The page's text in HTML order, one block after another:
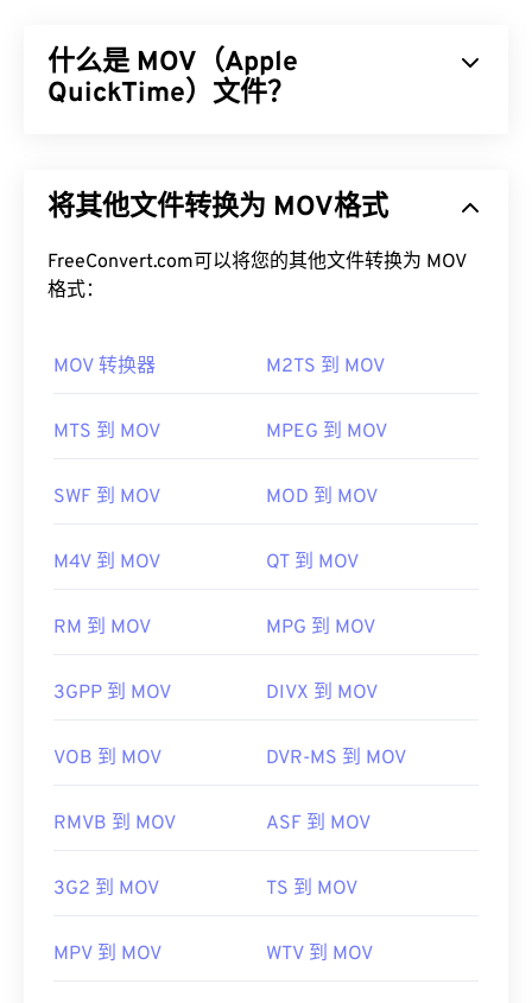
味着原始音频的质量和数据不会丢失，但这也意味着
AIFF 文件占用更多空间。AIFF 可以定位
默认情况下，AIFF 会在 Windows Media Player
iTunes中打开，具体取决于操作系统。其他可以打开
AIFF 的程序包括
请注意，如果您使用的是
设备或非苹果设备，则
需要转换 AIFF 文件（例如 MP3 文件）才能打开。
首次发行：1988年
https://en.wikipedia.org/wiki/
2619569
什么是 MOV（Apple
QuickTime）文件？
媒体文件保存到用户设备而闻名。其显著特点之一是
件进行高度精准的编辑。
默认情况下，MOV 文件使用QuickTime打开。如果
Windows Media Player
打开，但较新版本的播放器无
请使用VLC Media Player
，该播放器支持多种平
请注意，另外两种文件类型也使用 MOV 扩展名。它
戏相关。Apple 并未开发这些技术，因此它们无法在
开发者：
首次发行：2001年
https://en.wikipedia.org/wiki/QuickTime_File_Format
CH203-BBCGDDDF
将其他文件转换为 MOV格式
FreeConvert.com可以将您的其他文件转换为 MOV
格式：
MOV 转换器 M2TS 到 MOV
MTS 到 MOV MPEG 到 MOV
SWF 到 MOV MOD 到 MOV
M4V 到 MOV QT 到 MOV
RM 到 MOV MPG 到 MOV
3GPP 到 MOV DIVX 到 MOV
VOB 到 MOV DVR-MS 到 MOV
RMVB 到 MOV ASF 到 MOV
3G2 到 MOV TS 到 MOV
MPV 到 MOV WTV 到 MOV